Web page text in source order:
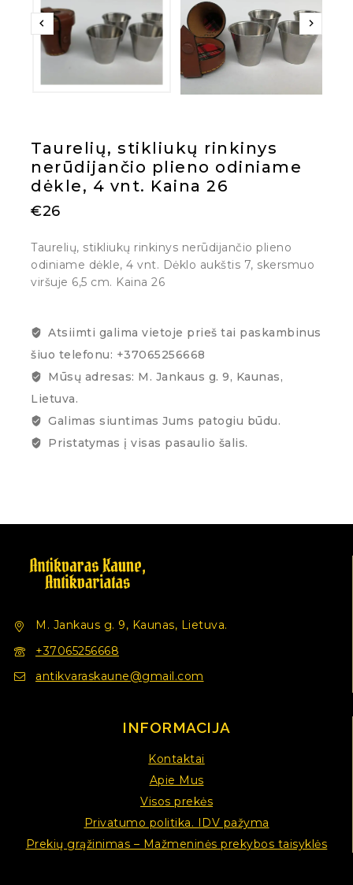
Taurelių, stikliukų rinkinys
nerūdijančio plieno odiniame
dėkle, 4 vnt. Kaina 26
€26
Taurelių, stikliukų rinkinys nerūdijančio plieno
odiniame dėkle, 4 vnt. Dėklo aukštis 7, skersmuo
viršuje 6,5 cm. Kaina 26
Atsiimti galima vietoje prieš tai paskambinus
šiuo telefonu: +37065256668
Mūsų adresas: M. Jankaus g. 9, Kaunas,
Lietuva.
Galimas siuntimas Jums patogiu būdu.
Pristatymas į visas pasaulio šalis.
M. Jankaus g. 9, Kaunas, Lietuva.
+37065256668
antikvaraskaune@gmail.com
INFORMACIJA
Kontaktai
Apie Mus
Visos prekės
Privatumo politika. IDV pažyma
Prekių grąžinimas – Mažmeninės prekybos taisyklės